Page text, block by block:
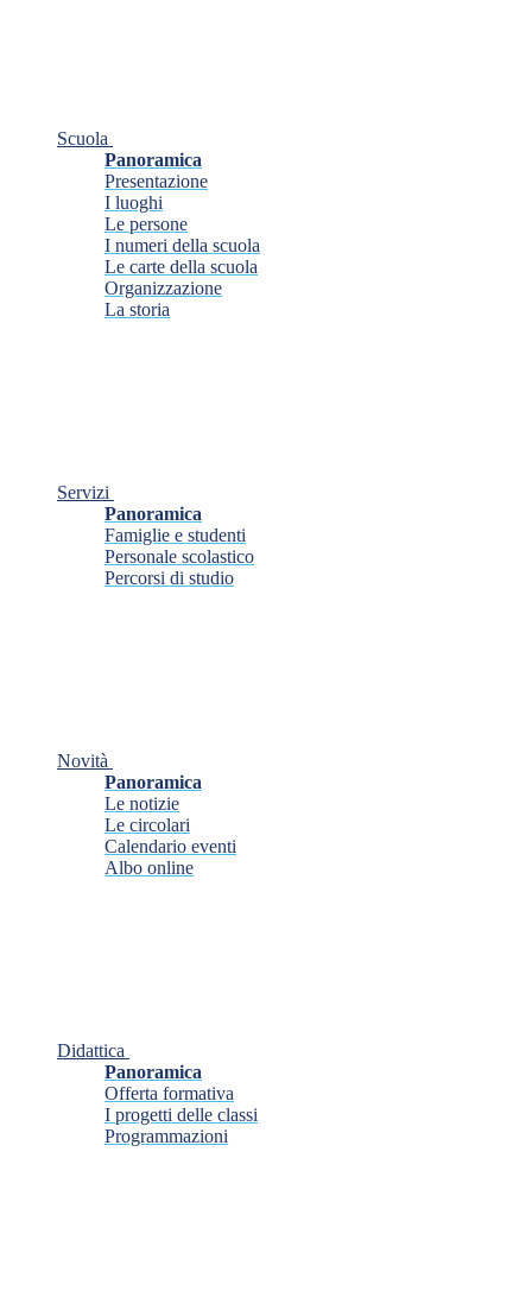
Scuola
Panoramica
Presentazione
I luoghi
Le persone
I numeri della scuola
Le carte della scuola
Organizzazione
La storia
Servizi
Panoramica
Famiglie e studenti
Personale scolastico
Percorsi di studio
Novità
Panoramica
Le notizie
Le circolari
Calendario eventi
Albo online
Didattica
Panoramica
Offerta formativa
I progetti delle classi
Programmazioni